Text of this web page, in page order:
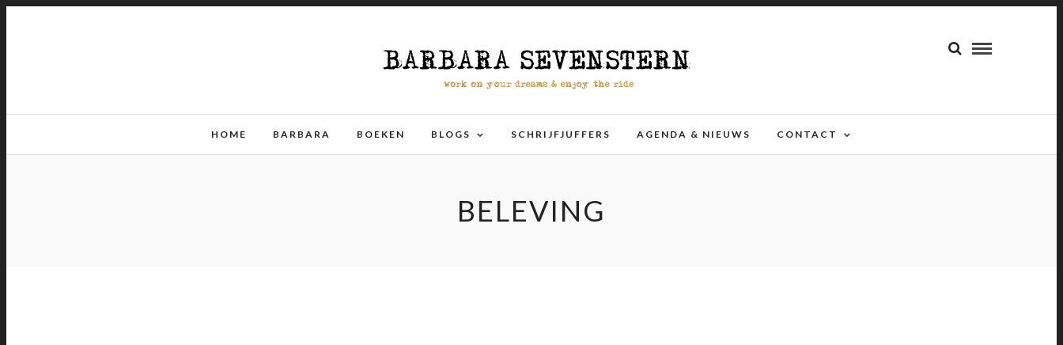
HOME BARBARA BOEKEN BLOGS SCHRIJFJUFFERS AGENDA & NIEUWS CONTACT
BELEVING